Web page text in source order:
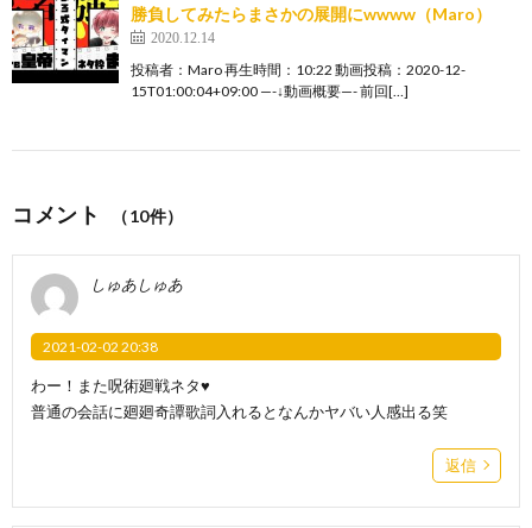
勝負してみたらまさかの展開にwwww（Maro）
2020.12.14
投稿者：Maro 再生時間：10:22 動画投稿：2020-12-
15T01:00:04+09:00 —-↓動画概要—- 前回[…]
コメント （10件）
しゅあしゅあ
2021-02-02 20:38
わー！また呪術廻戦ネタ♥
普通の会話に廻廻奇譚歌詞入れるとなんかヤバい人感出る笑
返信